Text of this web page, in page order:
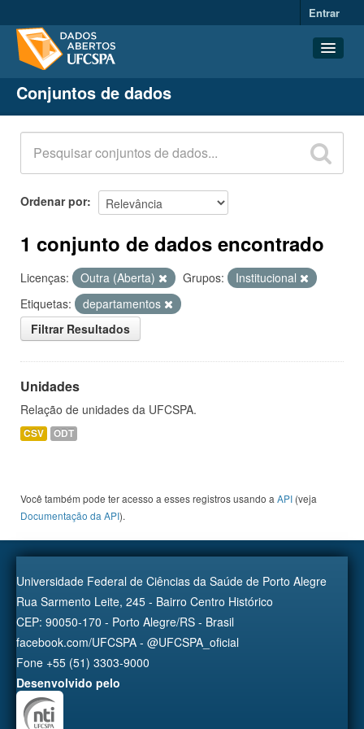
Entrar
Conjuntos de dados
Organizações
Grupos
Sobre
Conjuntos de dados
Ordenar por
1 conjunto de dados encontrado
Licenças: Outra (Aberta) Grupos:
Institucional
Etiquetas:
departamentos
Filtrar Resultados
Unidades
Relação de unidades da UFCSPA.
CSV ODT
Você também pode ter acesso a esses registros usando a API (veja
Documentação da API).
Universidade Federal de Ciências da Saúde de Porto Alegre
Rua Sarmento Leite, 245 - Bairro Centro Histórico
CEP: 90050-170 - Porto Alegre/RS - Brasil
facebook.com/UFCSPA - @UFCSPA_oficial
Fone +55 (51) 3303-9000
Desenvolvido pelo